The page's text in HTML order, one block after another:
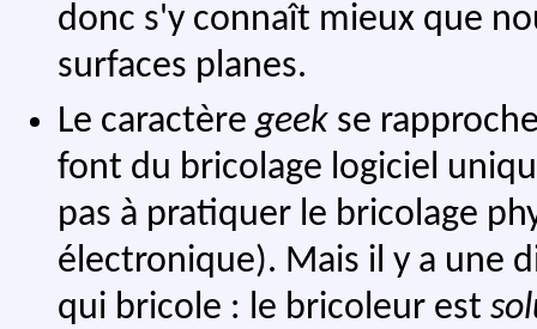
donc s'y connaît mieux que
surfaces planes.
Le caractèregeek se
font du bricolage logiciel
pas à pratiquer le bricolage
électronique). Mais il y a une
qui bricole : le bricoleur est